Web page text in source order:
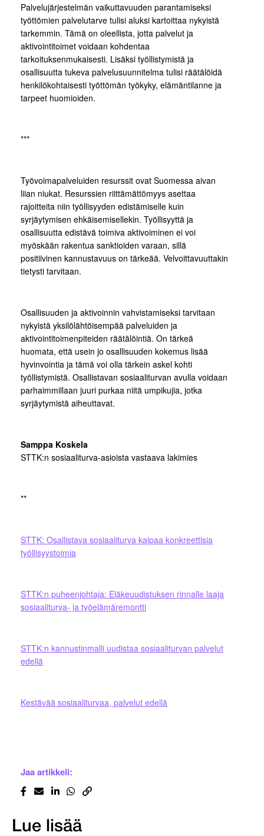
Palvelujärjestelmän vaikuttavuuden parantamiseksi
työttömien palvelutarve tulisi aluksi kartoittaa nykyistä
tarkemmin. Tämä on oleellista, jotta palvelut ja
aktivointitoimet voidaan kohdentaa
tarkoituksenmukaisesti. Lisäksi työllistymistä ja
osallisuutta tukeva palvelusuunnitelma tulisi räätälöidä
henkilökohtaisesti työttömän työkyky, elämäntilanne ja
tarpeet huomioiden.
***
Työvoimapalveluiden resurssit ovat Suomessa aivan
liian niukat. Resurssien riittämättömyys asettaa
rajoitteita niin työllisyyden edistämiselle kuin
syrjäytymisen ehkäisemisellekin. Työllisyyttä ja
osallisuutta edistävä toimiva aktivoiminen ei voi
myöskään rakentua sanktioiden varaan, sillä
positiivinen kannustavuus on tärkeää. Velvoittavuuttakin
tietysti tarvitaan.
Osallisuuden ja aktivoinnin vahvistamiseksi tarvitaan
nykyistä yksilölähtöisempää palveluiden ja
aktivointitoimenpiteiden räätälöintiä. On tärkeä
huomata, että usein jo osallisuuden kokemus lisää
hyvinvointia ja tämä voi olla tärkein askel kohti
työllistymistä. Osallistavan sosiaaliturvan avulla voidaan
parhaimmillaan juuri purkaa niitä umpikujia, jotka
syrjäytymistä aiheuttavat.
Samppa Koskela
STTK:n sosiaaliturva-asioista vastaava lakimies
**
STTK: Osallistava sosiaaliturva kaipaa konkreettisia
työllisyystoimia
STTK:n puheenjohtaja: Eläkeuudistuksen rinnalle laaja
sosiaaliturva- ja työelämäremontti
STTK:n kannustinmalli uudistaa sosiaaliturvan palvelut
edellä
Kestävää sosiaaliturvaa, palvelut edellä
Jaa artikkeli:
Lue lisää